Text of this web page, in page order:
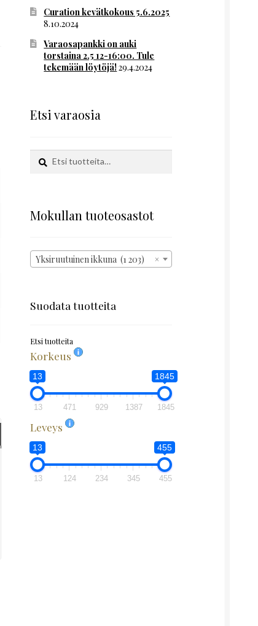
Curation kevätkokous 5.6.2025
8.10.2024
Varaosapankki on auki
torstaina 2.5 12-16:00. Tule
tekemään löytöjä!29.4.2024
Etsi varaosia
Etsi:
Haku
Mokullan tuoteosastot
×
Yksiruutuinen ikkuna (1 203)
Suodata tuotteita
Etsi tuotteita
Korkeus
13 1845
13 471 929 1387 1845
Leveys
13 455
13 124 234 345 455